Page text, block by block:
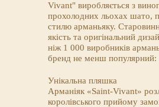
Vivant" виробляється з
прохолодних льохах шато,
стилю арманьяку.
якість та оригінальний
ніж 1 000 виробників
бренд не менш популярний:
Унікальна пляшка
Арманіяк «Saint-Vivant»
королівського прийому